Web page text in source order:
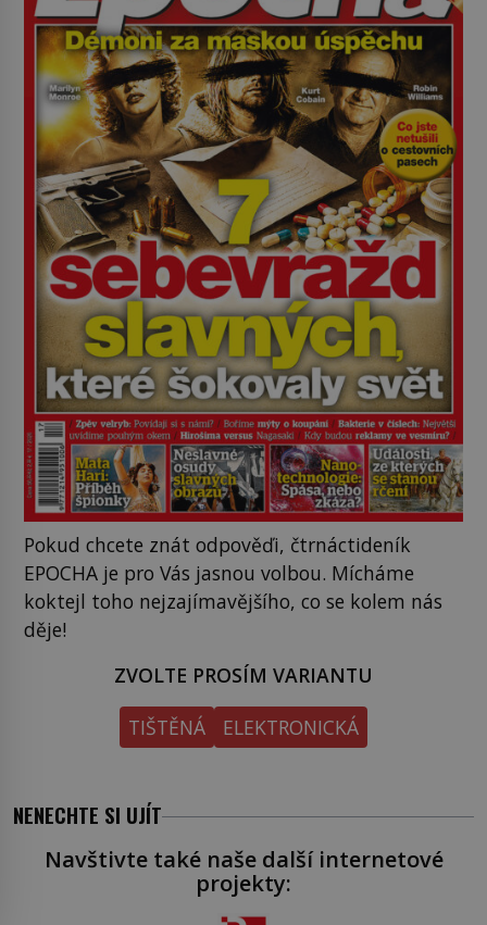
Pokud chcete znát odpověďi, čtrnáctideník
EPOCHA je pro Vás jasnou volbou. Mícháme
koktejl toho nejzajímavějšího, co se kolem nás
děje!
ZVOLTE PROSÍM VARIANTU
TIŠTĚNÁ
ELEKTRONICKÁ
NENECHTE SI UJÍT
Navštivte také naše další internetové
projekty: